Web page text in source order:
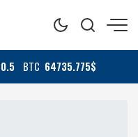
BTC 64735.775$